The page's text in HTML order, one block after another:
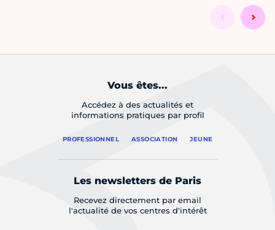
Vous êtes...
Accédez à des actualités et
informations pratiques par profil
PROFESSIONNEL ASSOCIATION JEUNE
Les newsletters de Paris
Recevez directement par email
l'actualité de vos centres d'intérêt